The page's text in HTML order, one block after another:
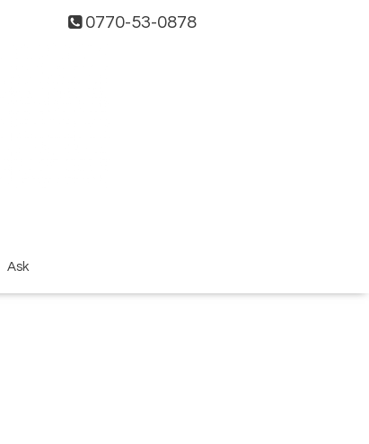
0770-53-0878
Ask